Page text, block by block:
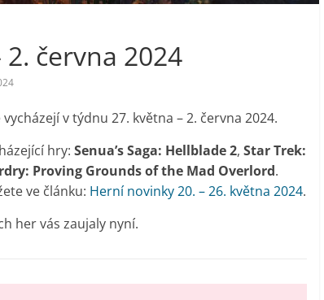
června 2024
v týdnu 27. května – 2. června 2024.
hry: Senua’s Saga: Hellblade 2, Star Trek:
Proving Grounds of the Mad Overlord.
ve článku: Herní novinky 20. – 26. května 2024.
her vás zaujaly nyní.